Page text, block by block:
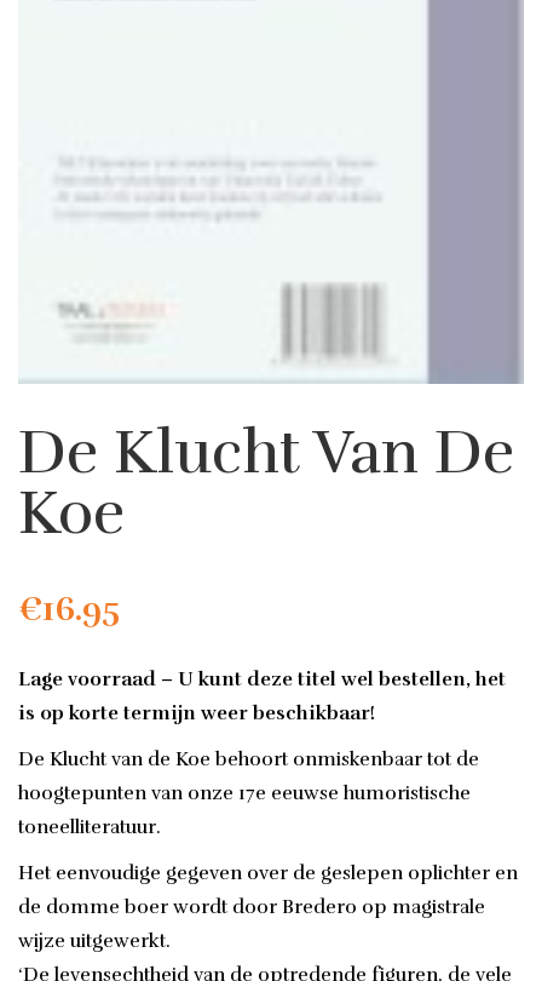
De Klucht Van De
Koe
€16.95
Lage voorraad – U kunt deze titel wel bestellen, het
is op korte termijn weer beschikbaar!
De Klucht van de Koe behoort onmiskenbaar tot de
hoogtepunten van onze 17e eeuwse humoristische
toneelliteratuur.
Het eenvoudige gegeven over de geslepen oplichter en
de domme boer wordt door Bredero op magistrale
wijze uitgewerkt.
‘De levensechtheid van de optredende figuren, de vele